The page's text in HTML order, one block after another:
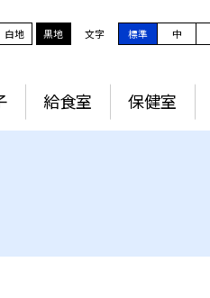
白地 黒地 文字 標準 中
給食室 保健室